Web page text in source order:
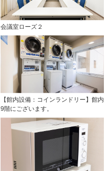
会議室ローズ２
【館内設備：コインランドリー】館内
9階にございます。